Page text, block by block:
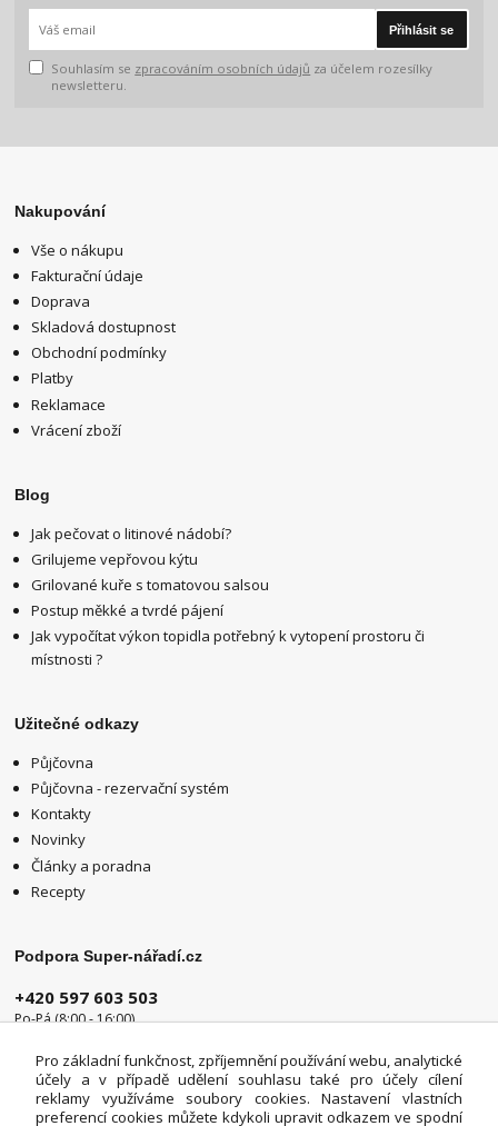
Přihlásit se
Souhlasím se zpracováním osobních údajů za účelem rozesílky
newsletteru.
Nakupování
Vše o nákupu
Fakturační údaje
Doprava
Skladová dostupnost
Obchodní podmínky
Platby
Reklamace
Vrácení zboží
Blog
Jak pečovat o litinové nádobí?
Grilujeme vepřovou kýtu
Grilované kuře s tomatovou salsou
Postup měkké a tvrdé pájení
Jak vypočítat výkon topidla potřebný k vytopení prostoru či
místnosti ?
Užitečné odkazy
Půjčovna
Půjčovna - rezervační systém
Kontakty
Novinky
Články a poradna
Recepty
Podpora Super-nářadí.cz
+420 597 603 503
Po-Pá (8:00 - 16:00)
Pro základní funkčnost, zpříjemnění používání webu, analytické
účely a v případě udělení souhlasu také pro účely cílení
reklamy využíváme soubory cookies. Nastavení vlastních
preferencí cookies můžete kdykoli upravit odkazem ve spodní